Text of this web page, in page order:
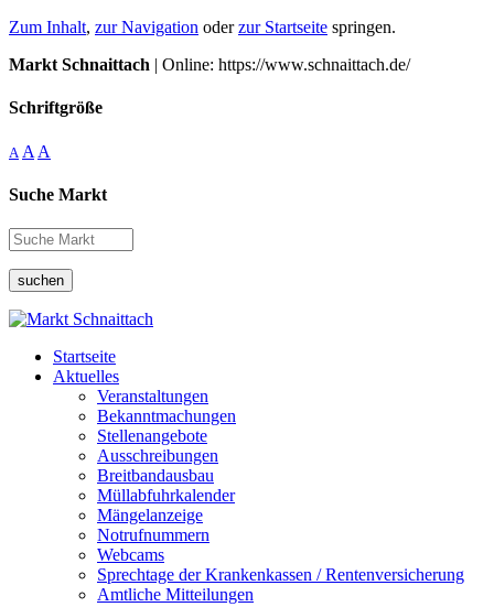
Zum Inhalt, zur Navigation oderzur Startseite springen.
Markt Schnaittach | Online: https://www.schnaittach.de/
Schriftgröße
A A A
Suche Markt
suchen
Startseite
Aktuelles
Veranstaltungen
Bekanntmachungen
Stellenangebote
Ausschreibungen
Breitbandausbau
Müllabfuhrkalender
Mängelanzeige
Notrufnummern
Webcams
Sprechtage der Krankenkassen / Rentenversicherung
Amtliche Mitteilungen